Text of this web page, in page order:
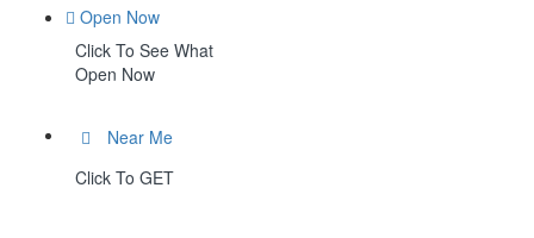
Open Now
Click To See What
Open Now
Near Me
Click To GET